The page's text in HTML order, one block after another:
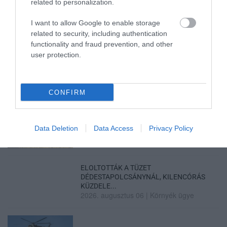
related to personalization.
I want to allow Google to enable storage
related to security, including authentication
functionality and fraud prevention, and other
user protection.
CONFIRM
Data Deletion Data Access Privacy Policy
GÁRDONYI MESEKERT VÁRJA A
CSALÁDOKAT – HÁROM NAPON ÁT ING...
2026. augusztus 06|Programok
2026. augusztus 06 |Mindenki ügye
ELOLTOTTÁK A TÜZET
DÉDESTAPOLCSÁNYNÁL, KILENCÓRÁS
KÜZDELE...
2026. augusztus 06 Környék ügye